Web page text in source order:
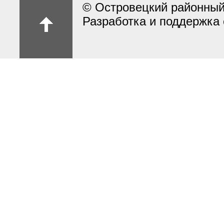
© Островецкий
Разработка и поддержка